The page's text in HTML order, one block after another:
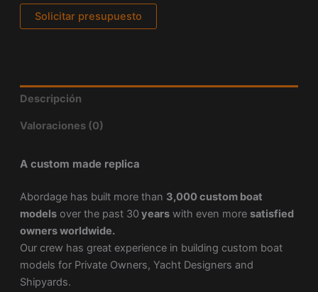
Solicitar presupuesto
Descripción
Valoraciones (0)
A custom made replica
Abordage has built more than 3,000 custom boat
modelsover the past 30 yearswith even more satisfied
owners worldwide.
Our crew has great experience in building custom boat
models for Private Owners, Yacht Designers and
Shipyards.